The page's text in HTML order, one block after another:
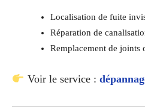
Localisation de fuite
Réparation de
Remplacement de joints
Voir le service :